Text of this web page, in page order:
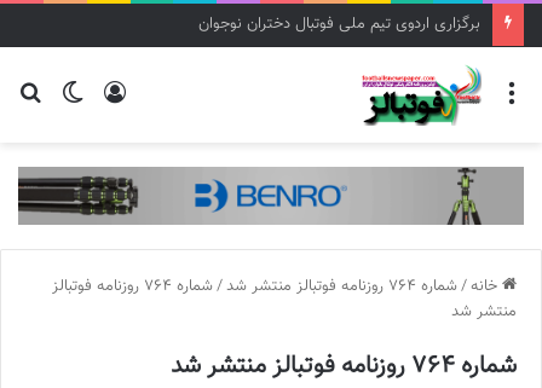
برگزاری اردوی تیم ملی فوتبال دختران نوجوان
تغییر
ورود منو
خانه/شماره 764 روزنامه فوتبالز منتشر شد /
شماره 764 روزنامه فوتبالز
منتشر شد
شماره 764 روزنامه فوتبالز منتشر شد